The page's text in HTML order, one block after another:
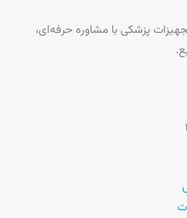
پزشکی با مشاوره حرفه‌ای،